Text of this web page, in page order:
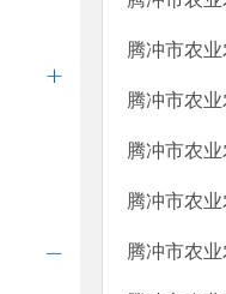
腾冲市农
腾冲市农
腾冲市农
腾冲市农
腾冲市农